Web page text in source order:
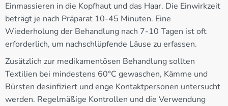
Einmassieren in die Kopfhaut und das Haar. Die Einwirkzeit
beträgt je nach Präparat 10-45 Minuten. Eine
Wiederholung der Behandlung nach 7-10 Tagen ist oft
erforderlich, um nachschlüpfende Läuse zu erfassen.
Zusätzlich zur medikamentösen Behandlung sollten
Textilien bei mindestens 60°C gewaschen, Kämme und
Bürsten desinfiziert und enge Kontaktpersonen untersucht
werden. Regelmäßige Kontrollen und die Verwendung